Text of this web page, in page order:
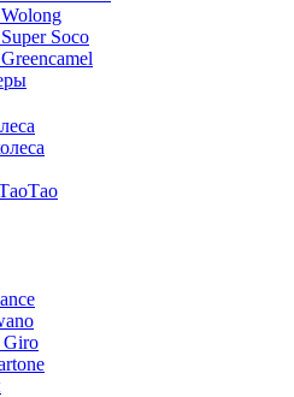
Soco
Giro